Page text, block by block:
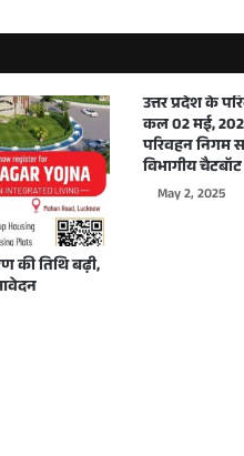
2025
2025
की तिथि बढ़ी,
उत्तर प्रदेश के
कल 02 मई,
परिवहन निगम
विभागीय
May 2, 2025